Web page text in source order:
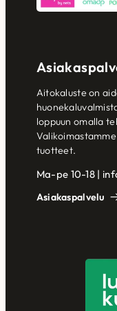
Aitokaluste on
loppuun omalla
tuotteet.
Ma-pe 10-18 |
Asiakaspalvelu